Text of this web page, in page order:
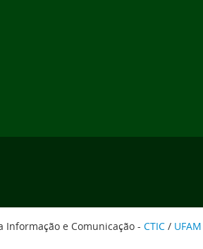
Informação e Comunicação - CTIC / UFAM